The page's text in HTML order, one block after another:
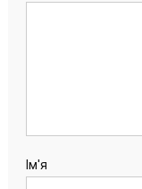
Ім'я